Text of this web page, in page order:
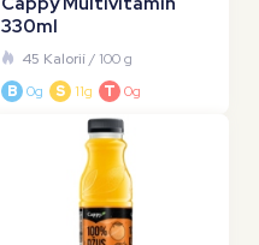
330ml
45 Kalorií/ 100 g
B 0g S 11g T 0g